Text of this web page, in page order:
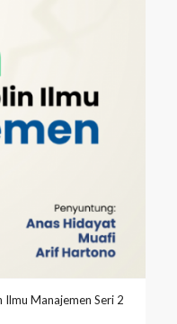
Manajemen Seri 2